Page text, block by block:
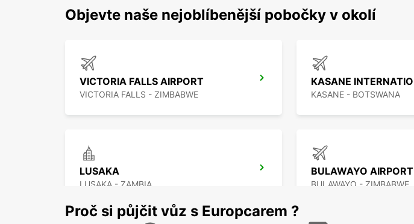
Objevte naše nejoblíbenější pobočky v okolí
VICTORIA FALLS AIRPORT
VICTORIA FALLS - ZIMBABWE KASANE - BOTSWANA
LUSAKA
LUSAKA - ZAMBIA
BULAWAYO AIRPORT
BULAWAYO - ZIMBABWE
Proč si půjčit vůz s Europcarem ?